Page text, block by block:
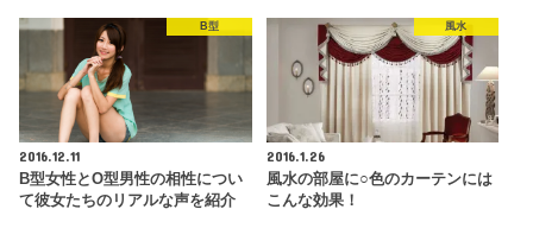
B型
2016.12.11
B型女性とO型男性の相性につい
て彼女たちのリアルな声を紹介
風水
2016.1.26
風水の部屋に○色のカーテンには
こんな効果！